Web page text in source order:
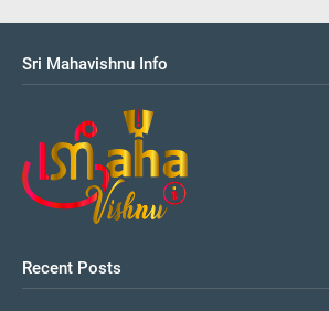
Sri Mahavishnu Info
Recent Posts